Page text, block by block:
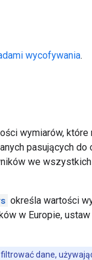
wycofywania.
wymiarów,
pasujących
we
określa wartości
w Europie,
dane,